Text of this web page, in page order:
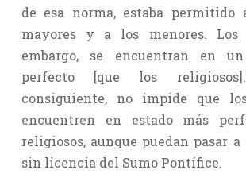
de esa norma, estaba permitido
mayores y a los menores. Los
embargo, se encuentran en
perfecto [que los
consiguiente, no impide que
encuentren en estado más
religiosos, aunque puedan pasar
sin licencia del Sumo Pontífice.